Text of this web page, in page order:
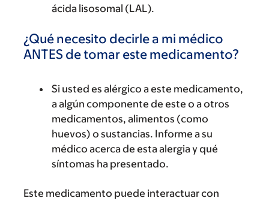
ácida lisosomal (LAL).
¿Qué necesito decirle a mi médico
ANTES de tomar este medicamento?
Si usted es alérgico a este medicamento,
a algún componente de este o a otros
medicamentos, alimentos (como
huevos) o sustancias. Informe a su
médico acerca de esta alergia y qué
síntomas ha presentado.
Este medicamento puede interactuar con